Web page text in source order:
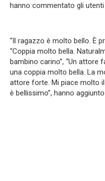
hanno commentato gli utenti
“Il ragazzo è molto bello. È
“Coppia molto bella.
bambino carino”, “Un attore
una coppia molto bella. La
attore forte. Mi piace molto
è bellissimo”, hanno